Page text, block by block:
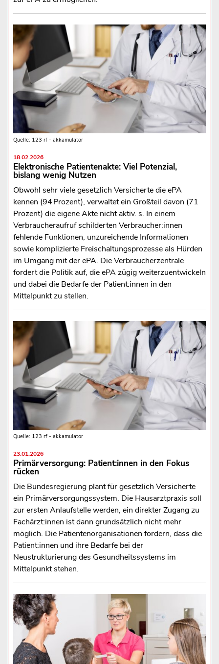
Quelle: 123 rf - akkamulator
18.02.2026
Elektronische Patientenakte: Viel Potenzial,
bislang wenig Nutzen
Obwohl sehr viele gesetzlich Versicherte die ePA
kennen (94 Prozent), verwaltet ein Großteil davon (71
Prozent) die eigene Akte nicht aktiv. s. In einem
Verbraucheraufruf schilderten Verbraucher:innen
fehlende Funktionen, unzureichende Informationen
sowie komplizierte Freischaltungsprozesse als Hürden
im Umgang mit der ePA. Die Verbraucherzentrale
fordert die Politik auf, die ePA zügig weiterzuentwickeln
und dabei die Bedarfe der Patient:innen in den
Mittelpunkt zu stellen.
Quelle: 123 rf - akkamulator
23.01.2026
Primärversorgung: Patient:innen in den Fokus
rücken
Die Bundesregierung plant für gesetzlich Versicherte
ein Primärversorgungssystem. Die Hausarztpraxis soll
zur ersten Anlaufstelle werden, ein direkter Zugang zu
Fachärzt:innen ist dann grundsätzlich nicht mehr
möglich. Die Patientenorganisationen fordern, dass die
Patient:innen und ihre Bedarfe bei der
Neustrukturierung des Gesundheitssystems im
Mittelpunkt stehen.